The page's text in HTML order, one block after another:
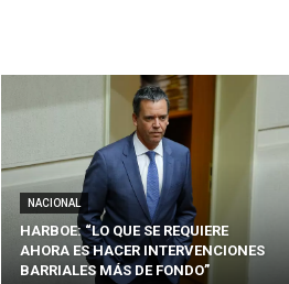
Nación
NACIONAL
HARBOE: “LO QUE SE REQUIERE
AHORA ES HACER INTERVENCIONES
BARRIALES MÁS DE FONDO”